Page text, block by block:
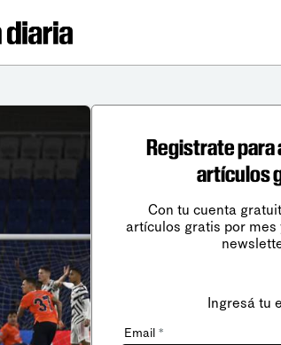
Registrate para
artículos
Con tu cuenta
artículos gratis por mes
Ingresá tu
Email *